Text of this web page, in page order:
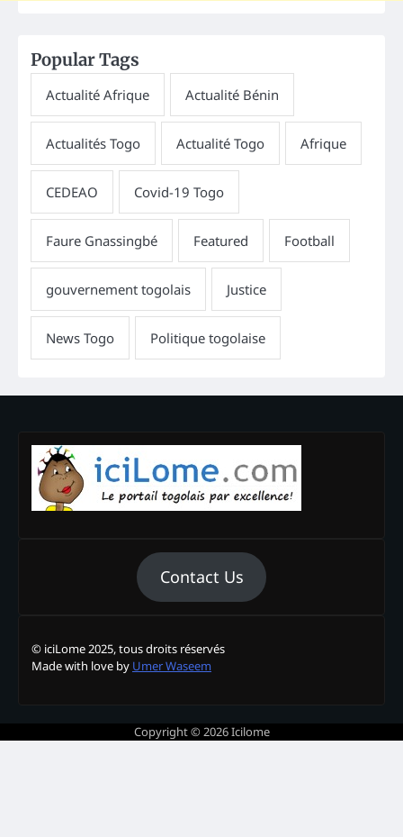
Popular Tags
Contact Us
© iciLome 2025, tous droits réservés
Made with love by Umer Waseem
Copyright © 2026Icilome